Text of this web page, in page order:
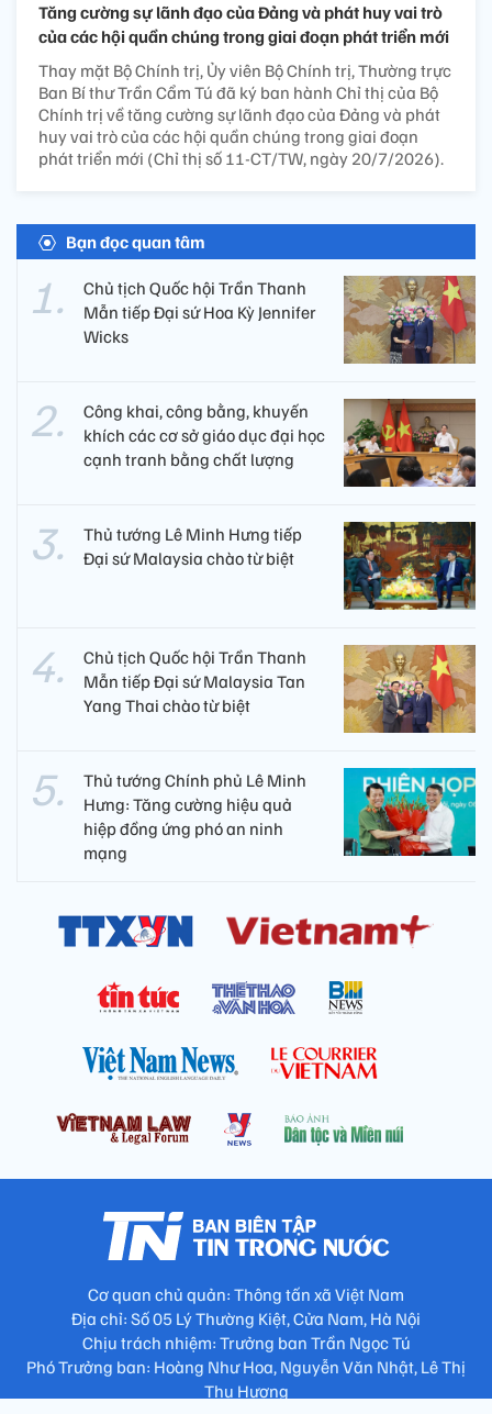
Tăng cường sự lãnh đạo của Đảng và phát huy vai trò
của các hội quần chúng trong giai đoạn phát triển mới
Thay mặt Bộ Chính trị, Ủy viên Bộ Chính trị, Thường trực
Ban Bí thư Trần Cẩm Tú đã ký ban hành Chỉ thị của Bộ
Chính trị về tăng cường sự lãnh đạo của Đảng và phát
huy vai trò của các hội quần chúng trong giai đoạn
phát triển mới (Chỉ thị số 11-CT/TW, ngày 20/7/2026).
Bạn đọc quan tâm
Chủ tịch Quốc hội Trần Thanh
Mẫn tiếp Đại sứ Hoa Kỳ Jennifer
Wicks
Công khai, công bằng, khuyến
khích các cơ sở giáo dục đại học
cạnh tranh bằng chất lượng​
Thủ tướng Lê Minh Hưng tiếp
Đại sứ Malaysia chào từ biệt
Chủ tịch Quốc hội Trần Thanh
Mẫn tiếp Đại sứ Malaysia Tan
Yang Thai chào từ biệt
Thủ tướng Chính phủ Lê Minh
Hưng: Tăng cường hiệu quả
hiệp đồng ứng phó an ninh
mạng
Cơ quan chủ quản: Thông tấn xã Việt Nam
Địa chỉ: Số 05 Lý Thường Kiệt, Cửa Nam, Hà Nội